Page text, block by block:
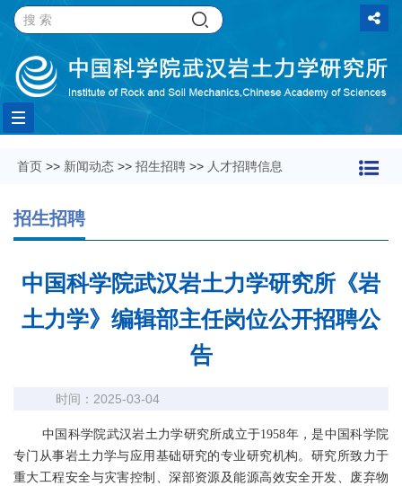
Toggle
navigation
首页 >> 新闻动态 >> 招生招聘 >> 人才招聘信息
招生招聘
中国科学院武汉岩土力学研究所《岩
土力学》编辑部主任岗位公开招聘公
告
时间：2025-03-04
中国科学院武汉岩土力学研究所成立于1958年，是中国科学院
专门从事岩土力学与应用基础研究的专业研究机构。研究所致力于
重大工程安全与灾害控制、深部资源及能源高效安全开发、废弃物